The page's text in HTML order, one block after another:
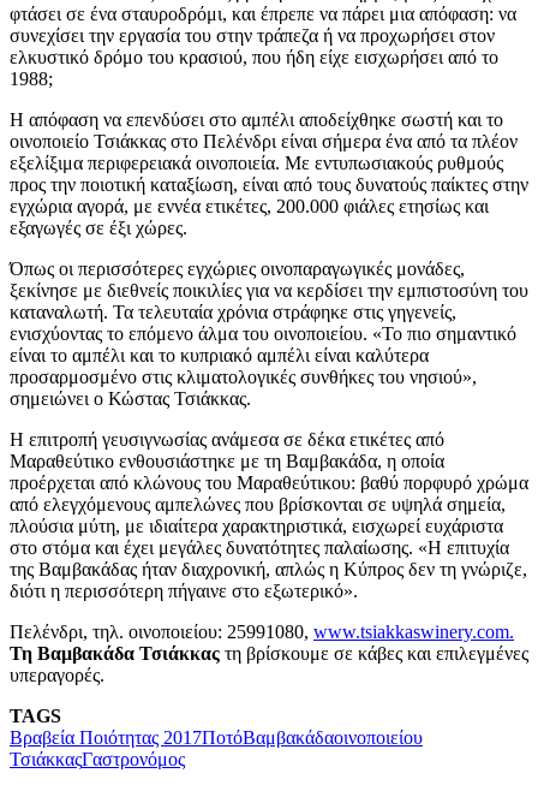
φτάσει σε ένα σταυροδρόμι, και έπρεπε να πάρει μια απόφαση: να
συνεχίσει την εργασία του στην τράπεζα ή να προχωρήσει στον
ελκυστικό δρόμο του κρασιού, που ήδη είχε εισχωρήσει από το
1988;
Η απόφαση να επενδύσει στο αμπέλι αποδείχθηκε σωστή και το
οινοποιείο Τσιάκκας στο Πελένδρι είναι σήμερα ένα από τα πλέον
εξελίξιμα περιφερειακά οινοποιεία. Με εντυπωσιακούς ρυθμούς
προς την ποιοτική καταξίωση, είναι από τους δυνατούς παίκτες στην
εγχώρια αγορά, με εννέα ετικέτες, 200.000 φιάλες ετησίως και
εξαγωγές σε έξι χώρες.
Όπως οι περισσότερες εγχώριες οινοπαραγωγικές μονάδες,
ξεκίνησε με διεθνείς ποικιλίες για να κερδίσει την εμπιστοσύνη του
καταναλωτή. Τα τελευταία χρόνια στράφηκε στις γηγενείς,
ενισχύοντας το επόμενο άλμα του οινοποιείου. «Το πιο σημαντικό
είναι το αμπέλι και το κυπριακό αμπέλι είναι καλύτερα
προσαρμοσμένο στις κλιματολογικές συνθήκες του νησιού»,
σημειώνει ο Κώστας Τσιάκκας.
Η επιτροπή γευσιγνωσίας ανάμεσα σε δέκα ετικέτες από
Μαραθεύτικο ενθουσιάστηκε με τη Βαμβακάδα, η οποία
προέρχεται από κλώνους του Μαραθεύτικου: βαθύ πορφυρό χρώμα
από ελεγχόμενους αμπελώνες που βρίσκονται σε υψηλά σημεία,
πλούσια μύτη, με ιδιαίτερα χαρακτηριστικά, εισχωρεί ευχάριστα
στο στόμα και έχει μεγάλες δυνατότητες παλαίωσης. «Η επιτυχία
της Βαμβακάδας ήταν διαχρονική, απλώς η Κύπρος δεν τη γνώριζε,
διότι η περισσότερη πήγαινε στο εξωτερικό».
Πελένδρι, τηλ. οινοποιείου: 25991080, www.tsiakkaswinery.com.
Τη Βαμβακάδα Τσιάκκας τη βρίσκουμε σε κάβες και επιλεγμένες
υπεραγορές.
TAGS
Βραβεία Ποιότητας 2017ΠοτόΒαμβακάδαοινοποιείου
ΤσιάκκαςΓαστρονόμος